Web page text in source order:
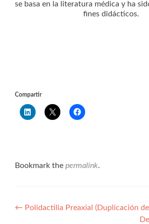
se basa en la literatura médica y ha
fines didácticos.
Compartir
Bookmark the permalink.
Navegación
← Polidactilia Preaxial (Duplicación